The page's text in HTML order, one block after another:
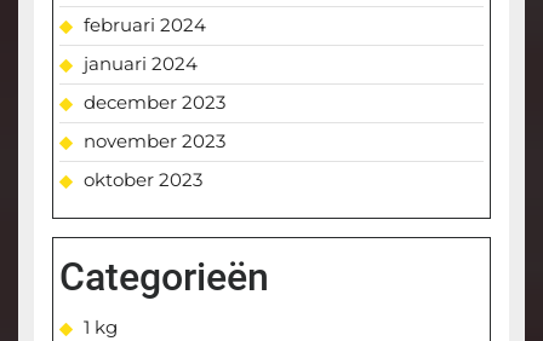
februari 2024
januari 2024
december 2023
november 2023
oktober 2023
Categorieën
1 kg